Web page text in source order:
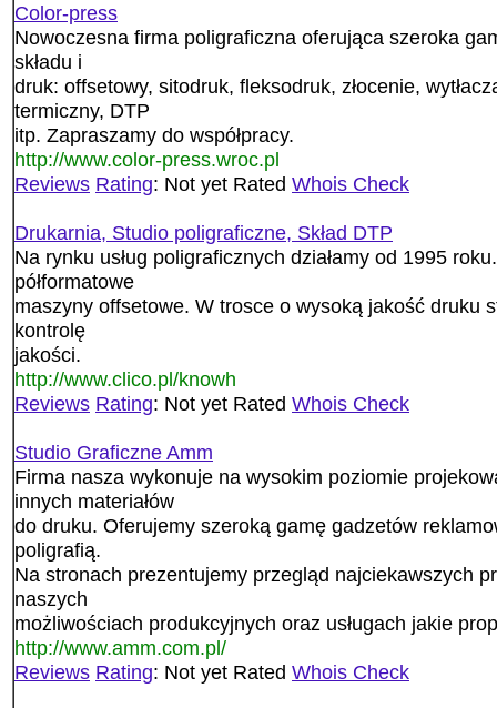
Color-press
Nowoczesna firma poligraficzna oferująca szeroka
składu i
druk: offsetowy, sitodruk, fleksodruk, złocenie,
termiczny, DTP
itp. Zapraszamy do współpracy.
http://www.color-press.wroc.pl
Reviews Rating: Not yet Rated Whois Check
Drukarnia, Studio poligraficzne, Skład DTP
Na rynku usług poligraficznych działamy od 1995
półformatowe
maszyny offsetowe. W trosce o wysoką jakość druku
kontrolę
jakości.
http://www.clico.pl/knowh
Reviews Rating: Not yet Rated Whois Check
Studio Graficzne Amm
Firma nasza wykonuje na wysokim poziomie
innych materiałów
do druku. Oferujemy szeroką gamę gadzetów
poligrafią.
Na stronach prezentujemy przegląd najciekawszych
naszych
możliwościach produkcyjnych oraz usługach jakie
http://www.amm.com.pl/
Reviews Rating: Not yet Rated Whois Check